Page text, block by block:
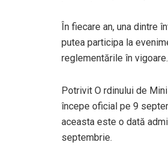
În fiecare an, una dintre
putea participa la
reglementările în vigoare.
Potrivit O rdinului de
începe oficial pe 9
aceasta este o dată
septembrie.